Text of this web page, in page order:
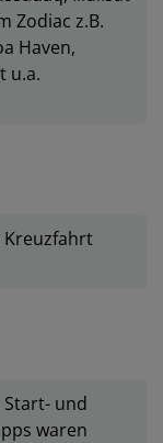
Zodiac z.B.
Haven,
u.a.
Kreuzfahrt
und
waren